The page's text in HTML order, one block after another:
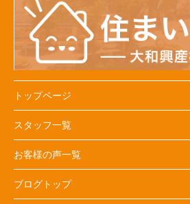
トップページ
スタッフ一覧
お客様の声一覧
ブログトップ